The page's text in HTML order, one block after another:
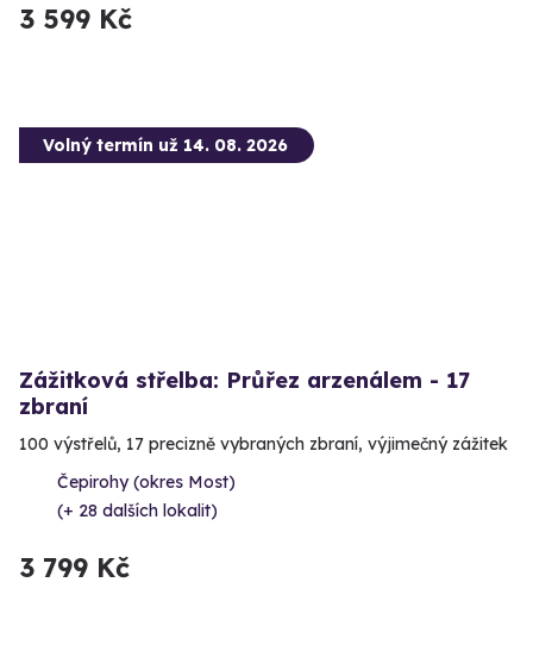
3 599 Kč
Volný termín už 14. 08. 2026
Zážitková střelba: Průřez arzenálem - 17
zbraní
100 výstřelů, 17 precizně vybraných zbraní, výjimečný zážitek
Čepirohy (okres Most)
(+ 28 dalších lokalit)
3 799 Kč